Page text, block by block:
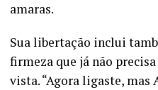
amaras.
Sua libertação inclui
firmeza que já não
vista. “Agora ligaste,